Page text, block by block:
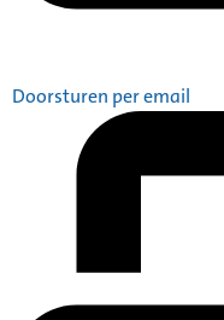
Doorsturen per email